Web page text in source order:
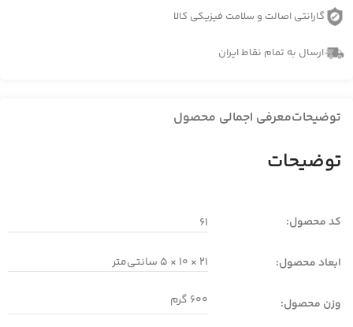
گارانتی اصالت و سلامت فیزیکی کالا
ارسال به تمام نقاط ایران
توضیحاتمعرفی اجمالی محصول
توضیحات
کد محصول:
ابعاد محصول:
وزن محصول:
61
21 × 10 × 5 سانتی‌متر
600 گرم